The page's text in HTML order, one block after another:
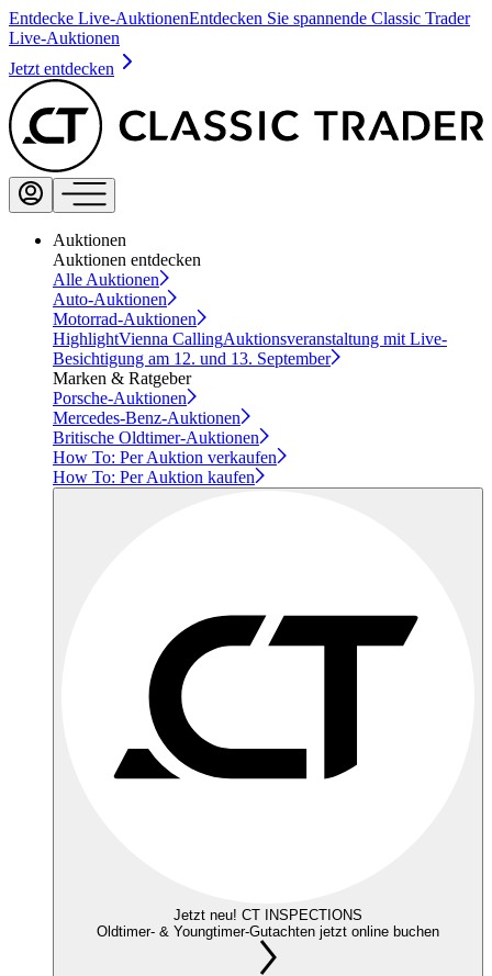
Entdecke Live-AuktionenEntdecken Sie spannende Classic Trader
Live-Auktionen
Jetzt entdecken
Auktionen
Auktionen entdecken
Alle Auktionen
Auto-Auktionen
Motorrad-Auktionen
HighlightVienna CallingAuktionsveranstaltung mit Live-
Besichtigung am 12. und 13. September
Marken & Ratgeber
Porsche-Auktionen
Mercedes-Benz-Auktionen
Britische Oldtimer-Auktionen
How To: Per Auktion verkaufen
How To: Per Auktion kaufen
Jetzt neu! CT INSPECTIONS
Oldtimer- & Youngtimer-Gutachten jetzt online buchen